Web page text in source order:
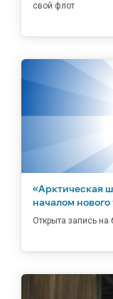
свой флот
«Арктическая
началом нового
Открыта запись на